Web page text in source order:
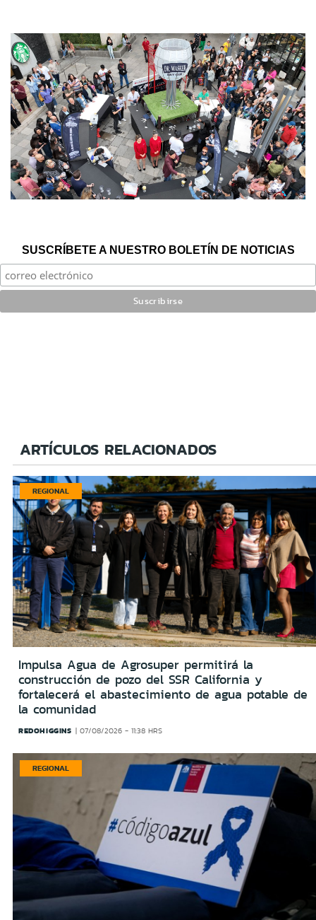
SUSCRÍBETE A NUESTRO BOLETÍN DE NOTICIAS
ARTÍCULOS RELACIONADOS
REGIONAL
Impulsa Agua de Agrosuper permitirá la
construcción de pozo del SSR California y
fortalecerá el abastecimiento de agua potable de
la comunidad
REDOHIGGINS 07/08/2026 - 11:38 HRS
REGIONAL